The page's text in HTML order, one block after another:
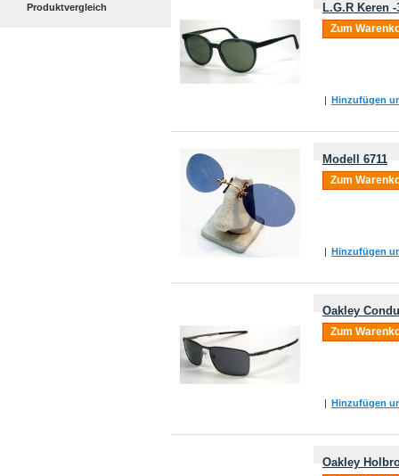
L.G.R Keren -
Zum
| Hinzufügen
Modell 6711
Zum
| Hinzufügen
Oakley
Zum
| Hinzufügen
Oakley
Produktvergleich